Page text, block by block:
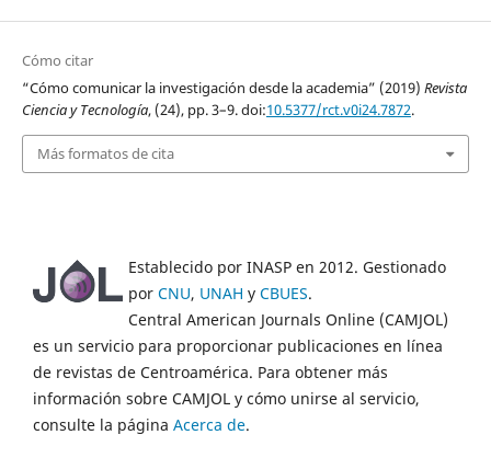
Cómo citar
“Cómo comunicar la investigación desde la academia” (2019) Revista
Ciencia y Tecnología, (24), pp. 3–9. doi:10.5377/rct.v0i24.7872.
Más formatos de cita
Establecido por INASP en 2012. Gestionado
por CNU, UNAH y CBUES.
Central American Journals Online (CAMJOL)
es un servicio para proporcionar publicaciones en línea
de revistas de Centroamérica. Para obtener más
información sobre CAMJOL y cómo unirse al servicio,
consulte la página Acerca de.